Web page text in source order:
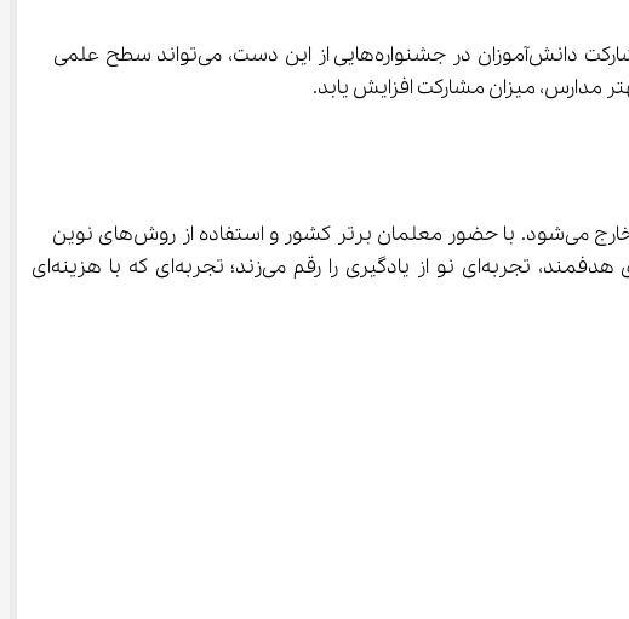
با توجه به اهمیت پژوهش‌محوری در سند تحول بنیادین و برنامه‌های بلندمدت وزارت آموزش و پرورش، افزایش مشارکت دانش‌آموزان در جشنواره‌هایی از این دست، می‌تواند سطح علمی
با نگاهی متفاوت به آموزش آنلاین، بستری فراهم کرده که در آن یادگیری از حالت خشک و تکراری خارج می‌شود. با حضور معلمان برتر کشور و استفاده از روش‌های نوین
آموزشی، دروس به زبانی روان و شیوا آموزش داده می‌شوند. آی نو با ویدیوهای باکیفیت، منابع استاندارد و محتوای هدفمند، تجربه‌ای نو از یادگیری را رقم می‌زند؛ تجربه‌ای که با هزینه‌ای